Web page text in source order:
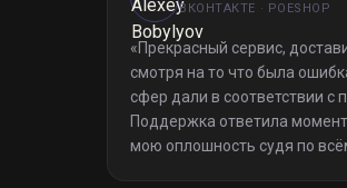
ВКОНТАКТЕ · POESHOP
«Прекрасный сервис,
смотря на то что была
сфер дали в соответствии с
Поддержка ответила
мою оплошность судя по